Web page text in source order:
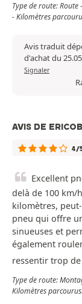
Type de route:
- Kilomètres
Avis traduit
d'achat du
Signaler
AVIS DE
4/
Excellent
delà de 100 km/
kilomètres,
pneu qui offre
sinueuses et
également
ressentir trop
Type de route:
Kilomètres